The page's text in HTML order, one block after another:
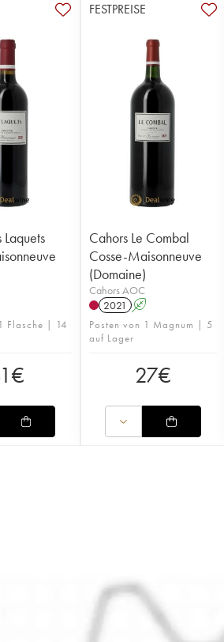
Laquets
Flasche | 14
€
FESTPREISE
Cahors Le Combal
Cosse-Maisonneuve
(Domaine)
Cahors AOC
2021 A
Posten von 1 Magnum | 5
auf Lager
27€